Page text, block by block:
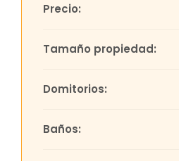
Precio:
Tamaño propiedad:
Domitorios:
Baños: